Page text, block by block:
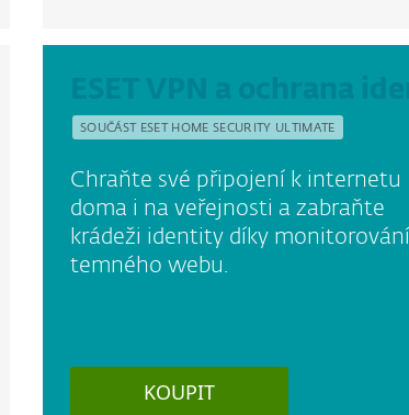
SOUČÁST ESET HOME SECURITY ULTIMATE
Chraňte své připojení k internetu
doma i na veřejnosti a zabraňte
krádeži identity díky monitorování
temného webu.
KOUPIT